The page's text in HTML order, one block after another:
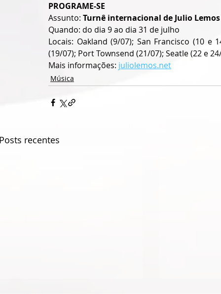
PROGRAME-SE
Assunto: Turnê internacional de Julio Lemos
Quando: do dia 9 ao dia 31 de julho
Locais: Oakland (9/07); San Francisco (10 e
(19/07); Port Townsend (21/07); Seatle (22 e
Mais informações: juliolemos.net
Música
recentes